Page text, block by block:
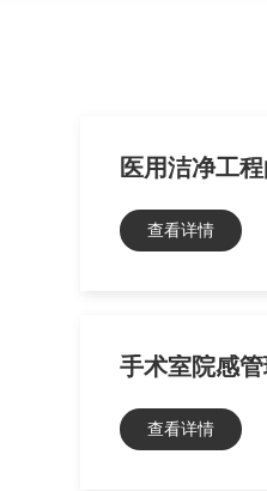
医用洁净工
查看详情
手术室院感
查看详情